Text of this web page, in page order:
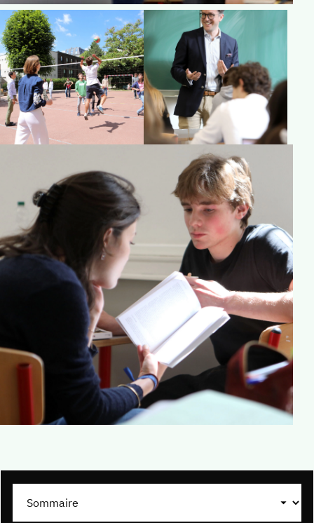
Notre valeur ajoutée
Contacter le collège
Lycée
Pourquoi choisir le lycée à Sainte-Marie ?
Notre valeur ajoutée
L'ouverture au monde
Nos résultats
Contacter le lycée
Pourquoi une prépa littéraire ?
Pourquoi nous choisir ?
Vivre en prépa à Sainte-Marie
Parcours bilingue